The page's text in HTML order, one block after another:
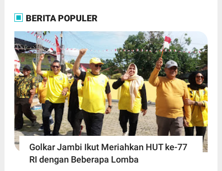
BERITA POPULER
Golkar Jambi Ikut Meriahkan HUT ke-77
RI dengan Beberapa Lomba